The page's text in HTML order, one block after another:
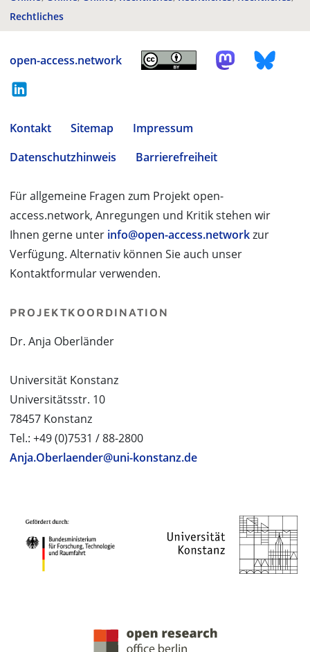
Rechtliches
open-access.network
Kontakt Sitemap
Impressum
Datenschutzhinweis
Barrierefreiheit
Für allgemeine Fragen zum Projekt open-
access.network, Anregungen und Kritik stehen wir
Ihnen gerne unter info@open-access.networkzur
Verfügung. Alternativ können Sie auch unser
Kontaktformular verwenden.
PROJEKTKOORDINATION
Dr. Anja Oberländer
Universität Konstanz
Universitätsstr. 10
78457 Konstanz
Tel.: +49 (0)7531 / 88-2800
Anja.Oberlaender@uni-konstanz.de